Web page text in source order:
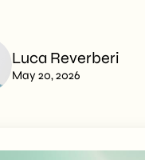
Blog
Work with us
Luca Reverberi
May 20, 2026